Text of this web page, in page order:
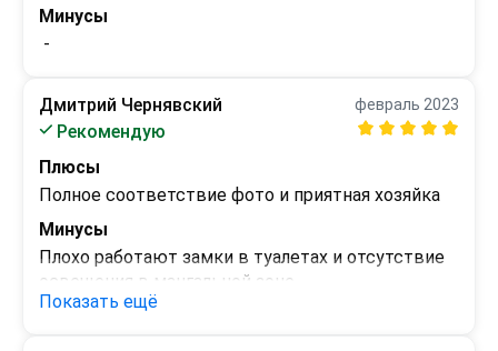
Минусы
-
Дмитрий Чернявский
Рекомендую
февраль 2023
Плюсы
Полное соответствие фото и приятная хозяйка
Минусы
Плохо работают замки в туалетах и отсутствие
освещения в мангальной зоне
Показать ещё